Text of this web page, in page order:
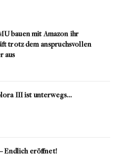
bauen mit Amazon ihr
trotz dem anspruchsvollen
aus
III ist unterwegs…
Endlich eröffnet!